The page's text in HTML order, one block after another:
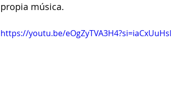
propia música.
https://youtu.be/